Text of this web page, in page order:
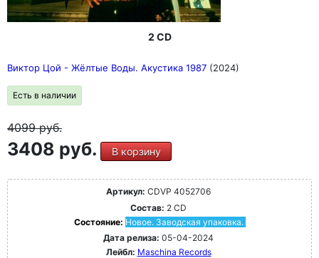
2 CD
Виктор Цой - Жёлтые Воды. Акустика 1987 (2024)
Есть в наличии
4099руб.
3408 руб. В корзину
Артикул: CDVP 4052706
Состав: 2 CD
Состояние: Новое. Заводская упаковка.
Дата релиза: 05-04-2024
Лейбл: Maschina Records